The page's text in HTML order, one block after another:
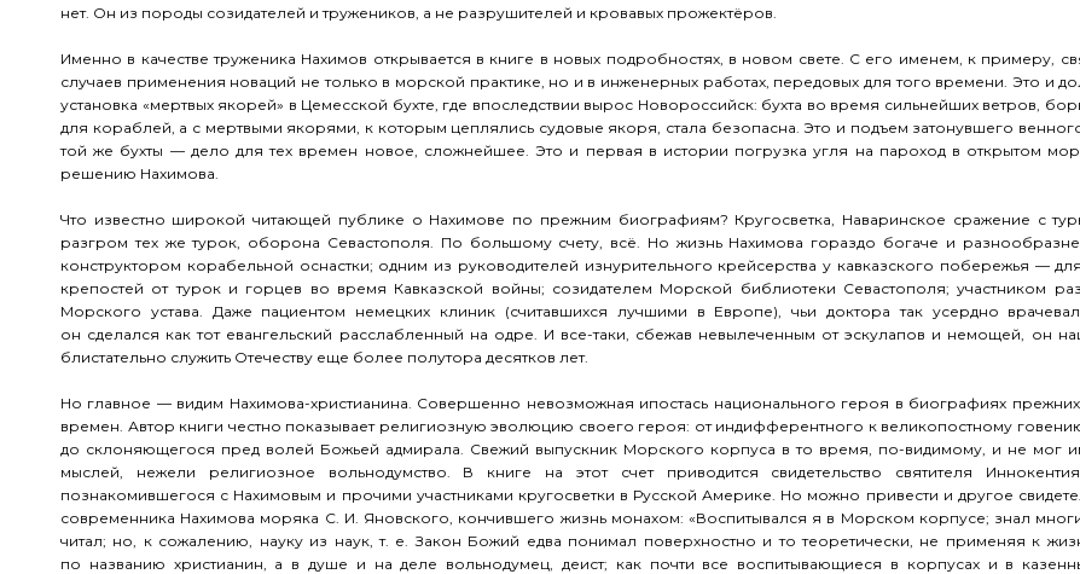
нет. Он из породы созидателей и тружеников, а не разрушителей и кровавых прожектёров.
Именно в качестве труженика Нахимов открывается в книге в новых подробностях, в новом свете. С его именем, к примеру,
случаев применения новаций не только в морской практике, но и в инженерных работах, передовых для того времени. Это и
установка «мертвых якорей» в Цемесской бухте, где впоследствии вырос Новороссийск: бухта во время сильнейших ветров,
для кораблей, а с мертвыми якорями, к которым цеплялись судовые якоря, стала безопасна. Это и подъем затонувшего
той же бухты — дело для тех времен новое, сложнейшее. Это и первая в истории погрузка угля на пароход в открытом
решению Нахимова.
Что известно широкой читающей публике о Нахимове по прежним биографиям? Кругосветка, Наваринское сражение с
разгром тех же турок, оборона Севастополя. По большому счету, всё. Но жизнь Нахимова гораздо богаче и
конструктором корабельной оснастки; одним из руководителей изнурительного крейсерства у кавказского побережья —
крепостей от турок и горцев во время Кавказской войны; созидателем Морской библиотеки Севастополя; участником
Морского устава. Даже пациентом немецких клиник (считавшихся лучшими в Европе), чьи доктора так усердно
он сделался как тот евангельский расслабленный на одре. И все-таки, сбежав невылеченным от эскулапов и немощей, он
блистательно служить Отечеству еще более полутора десятков лет.
Но главное — видим Нахимова-христианина. Совершенно невозможная ипостась национального героя в биографиях
времен. Автор книги честно показывает религиозную эволюцию своего героя: от индифферентного к великопостному
до склоняющегося пред волей Божьей адмирала. Свежий выпускник Морского корпуса в то время, по-видимому, и не мог
мыслей, нежели религиозное вольнодумство. В книге на этот счет приводится свидетельство святителя
познакомившегося с Нахимовым и прочими участниками кругосветки в Русской Америке. Но можно привести и другое
современника Нахимова моряка С. И. Яновского, кончившего жизнь монахом: «Воспитывался я в Морском корпусе; знал
читал; но, к сожалению, науку из наук,т. е. Закон Божий едва понимал поверхностно и то теоретически, не применяя к
по названию христианин, а в душе и на деле вольнодумец, деист; как почти все воспитывающиеся в корпусах и в